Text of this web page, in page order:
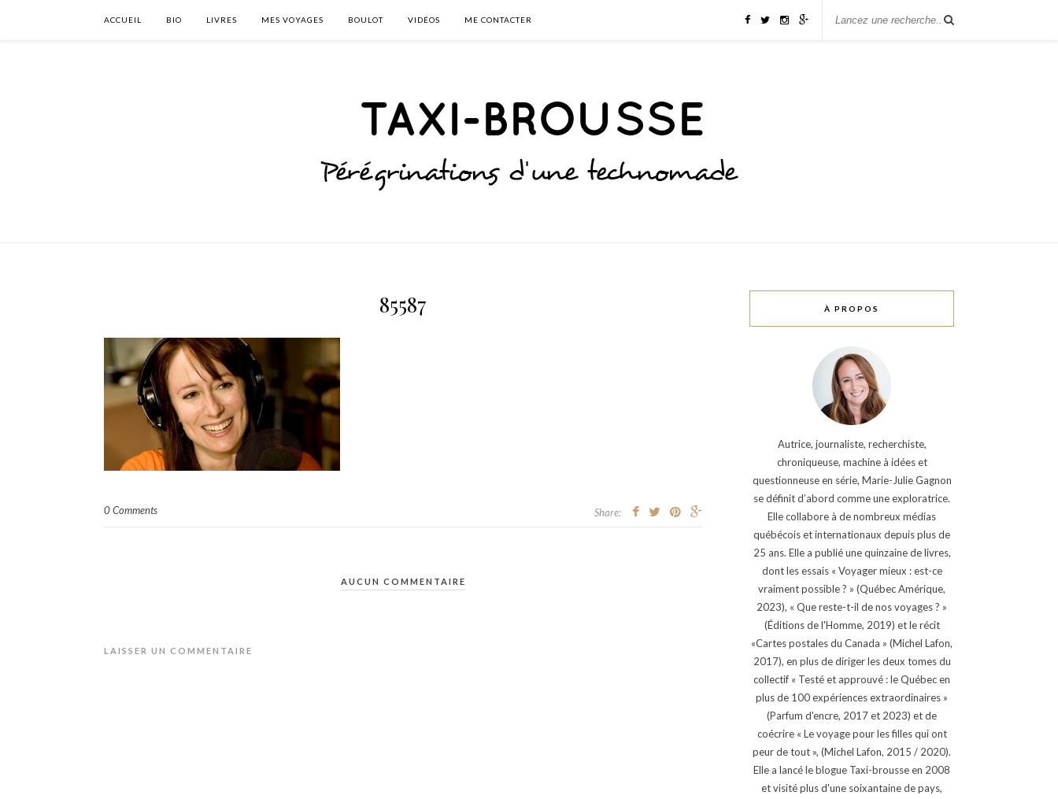
ACCUEIL BIO LIVRES MES VOYAGES BOULOT VIDÉOS ME CONTACTER
85587
0 Comments Share:
AUCUN COMMENTAIRE
LAISSER UN COMMENTAIRE
À PROPOS
Autrice, journaliste, recherchiste,
chroniqueuse, machine à idées et
questionneuse en série, Marie-Julie Gagnon
se définit d’abord comme une exploratrice.
Elle collabore à de nombreux médias
québécois et internationaux depuis plus de
25 ans. Elle a publié une quinzaine de livres,
dont les essais « Voyager mieux : est-ce
vraiment possible ? » (Québec Amérique,
2023), « Que reste-t-il de nos voyages ? »
(Éditions de l'Homme, 2019) et le récit
«Cartes postales du Canada » (Michel Lafon,
2017), en plus de diriger les deux tomes du
collectif « Testé et approuvé : le Québec en
plus de 100 expériences extraordinaires »
(Parfum d'encre, 2017 et 2023) et de
coécrire « Le voyage pour les filles qui ont
peur de tout », (Michel Lafon, 2015 / 2020).
Elle a lancé le blogue Taxi-brousse en 2008
et visité plus d'une soixantaine de pays,